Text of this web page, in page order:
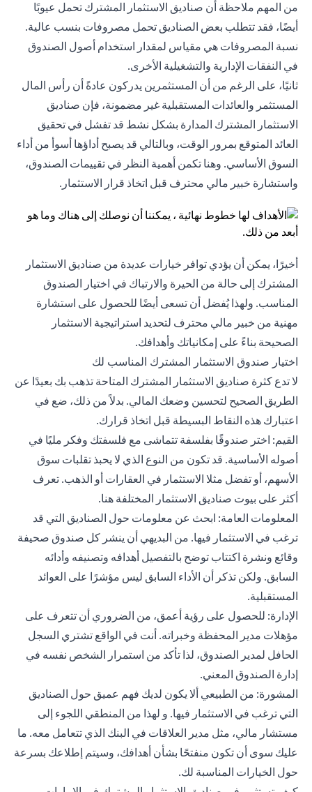
من المهم ملاحظة أن صناديق الاستثمار المشترك تحمل عيوبًا
أيضًا، فقد تتطلب بعض الصناديق تحمل مصروفات بنسب عالية.
نسبة المصروفات هي مقياس لمقدار استخدام أصول الصندوق
في النفقات الإدارية والتشغيلية الأخرى.
ثانيًا، على الرغم من أن المستثمرين يدركون عادةً أن رأس المال
المستثمر والعائدات المستقبلية غير مضمونة، فإن صناديق
الاستثمار المشترك المدارة بشكل نشط قد تفشل في تحقيق
العائد المتوقع بمرور الوقت، وبالتالي قد يصبح أداؤها أسوأ من أداء
السوق الأساسي. وهنا تكمن أهمية النظر في تقييمات الصندوق،
واستشارة خبير مالي محترف قبل اتخاذ قرار الاستثمار.
أخيرًا، يمكن أن يؤدي توافر خيارات عديدة من صناديق الاستثمار
المشترك إلى حالة من الحيرة والارتباك في اختيار الصندوق
المناسب. ولهذا يُفضل أن تسعى أيضًا للحصول على استشارة
مهنية من خبير مالي محترف لتحديد استراتيجية الاستثمار
الصحيحة بناءً على إمكانياتك وأهدافك.
اختيار صندوق الاستثمار المشترك المناسب لك
لا تدع كثرة صناديق الاستثمار المشترك المتاحة تذهب بك بعيدًا عن
الطريق الصحيح لتحسين وضعك المالي. بدلاً من ذلك، ضع في
اعتبارك هذه النقاط البسيطة قبل اتخاذ قرارك.
القيم: اختر صندوقًا بفلسفة تتماشى مع فلسفتك وفكر مليًا في
أصوله الأساسية. قد تكون من النوع الذي لا يحبذ تقلبات سوق
الأسهم، أو تفضل مثلا الاستثمار في العقارات أو الذهب. تعرف
أكثر على بيوت صناديق الاستثمار المختلفة هنا.
المعلومات العامة: ابحث عن معلومات حول الصناديق التي قد
ترغب في الاستثمار فيها. من البديهي أن ينشر كل صندوق صحيفة
وقائع ونشرة اكتتاب توضح بالتفصيل أهدافه وتصنيفه وأدائه
السابق. ولكن تذكر أن الأداء السابق ليس مؤشرًا على العوائد
المستقبلية.
الإدارة: للحصول على رؤية أعمق، من الضروري أن تتعرف على
مؤهلات مدير المحفظة وخبراته. أنت في الواقع تشتري السجل
الحافل لمدير الصندوق، لذا تأكد من استمرار الشخص نفسه في
إدارة الصندوق المعني.
المشورة: من الطبيعي ألا يكون لديك فهم عميق حول الصناديق
التي ترغب في الاستثمار فيها. و لهذا من المنطقي اللجوء إلى
مستشار مالي، مثل مدير العلاقات في البنك الذي تتعامل معه. ما
عليك سوى أن تكون منفتحًا بشأن أهدافك، وسيتم إطلاعك بسرعة
حول الخيارات المناسبة لك.